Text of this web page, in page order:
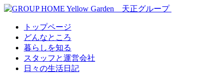
トップページ
どんなところ
暮らしを知る
スタッフと運営会社
日々の生活日記